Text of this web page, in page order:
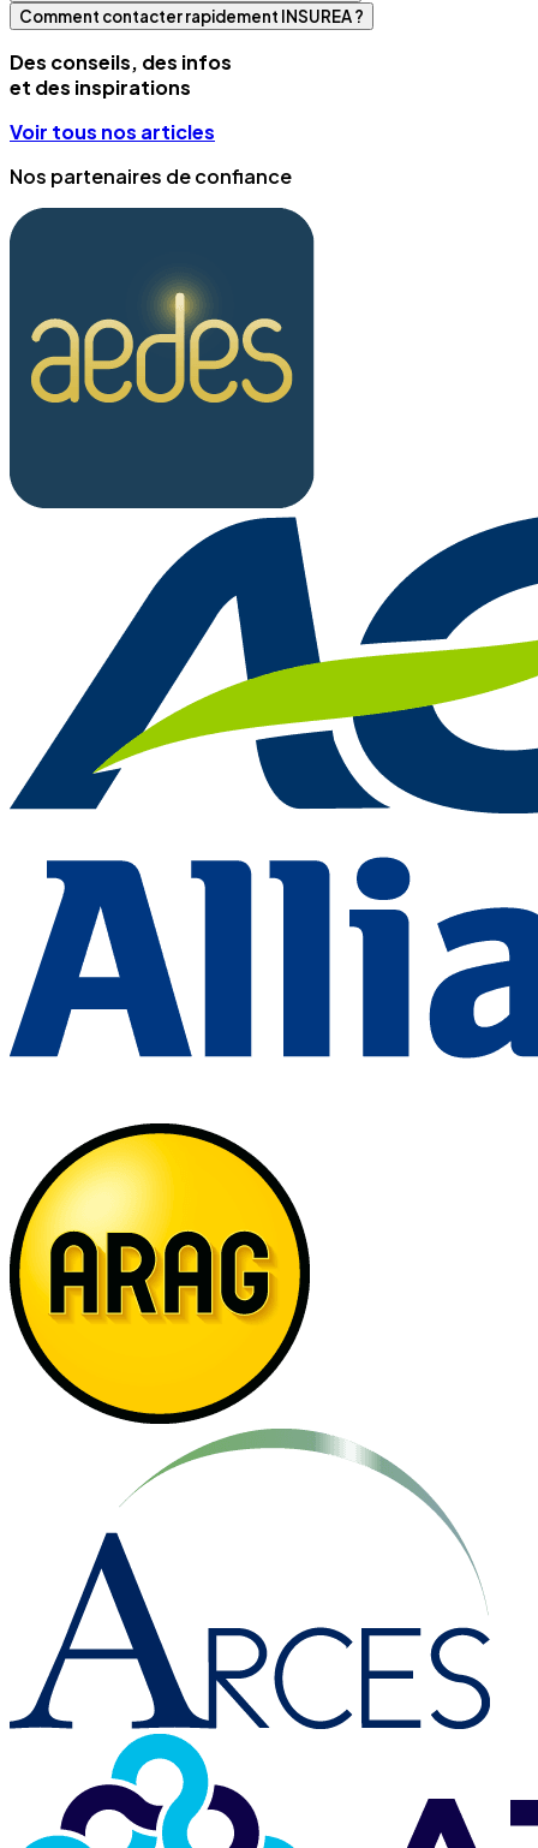
Comment contacter rapidement INSUREA ?
Des conseils, des infos
et des inspirations
Voir tous nos articles
Nos partenaires de confiance